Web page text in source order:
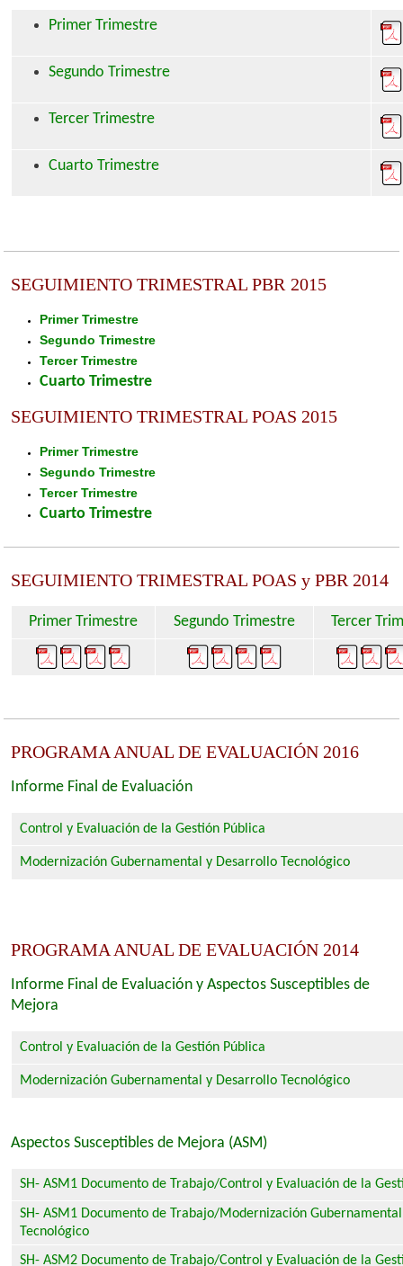
Primer Trimestre
Segundo Trimestre
Tercer Trimestre
Cuarto Trimestre
SEGUIMIENTO TRIMESTRAL PBR 2015
Primer Trimestre
Segundo Trimestre
Tercer Trimestre
Cuarto Trimestre
SEGUIMIENTO TRIMESTRAL POAS 2015
Primer Trimestre
Segundo Trimestre
Tercer Trimestre
Cuarto Trimestre
SEGUIMIENTO TRIMESTRAL POAS y PBR 2014
Primer Trimestre Segundo Trimestre Tercer
PROGRAMA ANUAL DE EVALUACIÓN 2016
Informe Final de Evaluación
Control y Evaluación de la Gestión Pública
Modernización Gubernamental y Desarrollo Tecnológico
PROGRAMA ANUAL DE EVALUACIÓN 2014
Informe Final de Evaluación y Aspectos Susceptibles de
Mejora
Control y Evaluación de la Gestión Pública
Modernización Gubernamental y Desarrollo Tecnológico
Aspectos Susceptibles de Mejora (ASM)
SH- ASM1 Documento de Trabajo/Control y Evaluación de la
SH- ASM1 Documento de Trabajo/Modernización
Tecnológico
SH- ASM2 Documento de Trabajo/Control y Evaluación de la